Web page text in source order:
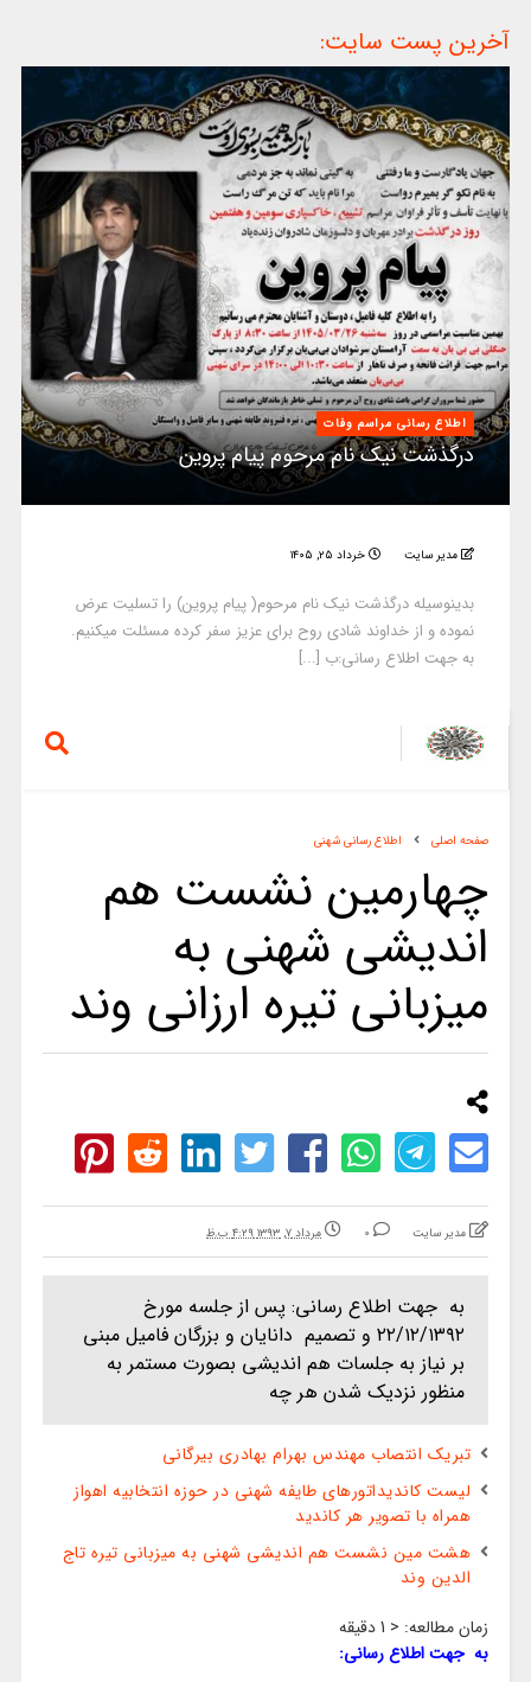
آخرین پست سایت:
اطلاع رسانی مراسم وفات
درگذشت نیک نام مرحوم پیام پروین
مدیر سایت خرداد ۲۵, ۱۴۰۵
بدینوسیله درگذشت نیک نام مرحوم( پیام پروین) را تسلیت عرض
نموده و از خداوند شادی روح برای عزیز سفر کرده مسئلت میکنیم.
به جهت اطلاع رسانی:ب [...]
صفحه اصلی اطلاع رسانی شهنی
چهارمین نشست هم
اندیشی شهنی به
میزبانی تیره ارزانی وند
مدیر سایت 0 مرداد ۷, ۱۳۹۳ ۴:۲۹ ب.ظ
به جهت اطلاع رسانی: پس از جلسه مورخ
۲۲/۱۲/۱۳۹۲ و تصمیم دانایان و بزرگان فامیل مبنی
بر نیاز به جلسات هم اندیشی بصورت مستمر به
منظور نزدیک شدن هر چه
تبریک انتصاب مهندس بهرام بهادری بیرگانی
لیست کاندیداتورهای طایفه شهنی در حوزه انتخابیه اهواز
همراه با تصویر هر کاندید
هشت مین نشست هم اندیشی شهنی به میزبانی تیره تاج
الدین وند
زمان مطالعه: < 1 دقیقه
به جهت اطلاع رسانی: